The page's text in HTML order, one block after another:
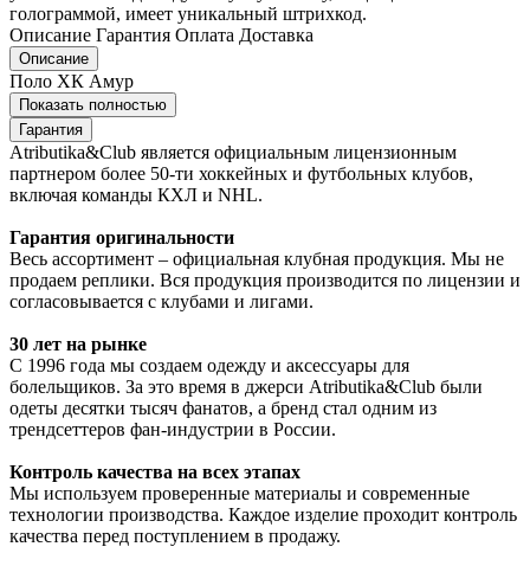
голограммой, имеет уникальный штрихкод.
Описание Гарантия Оплата Доставка
Описание
Поло ХК Амур
Показать полностью
Гарантия
Atributika&Club является официальным лицензионным
партнером более 50-ти хоккейных и футбольных клубов,
включая команды КХЛ и NHL.
Гарантия оригинальности
Весь ассортимент – официальная клубная продукция. Мы не
продаем реплики. Вся продукция производится по лицензии и
согласовывается с клубами и лигами.
30 лет на рынке
С 1996 года мы создаем одежду и аксессуары для
болельщиков. За это время в джерси Atributika&Club были
одеты десятки тысяч фанатов, а бренд стал одним из
трендсеттеров фан-индустрии в России.
Контроль качества на всех этапах
Мы используем проверенные материалы и современные
технологии производства. Каждое изделие проходит контроль
качества перед поступлением в продажу.